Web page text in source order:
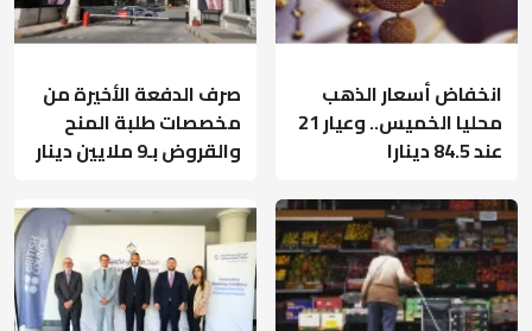
انخفاض أسعار الذهب
محليا الخميس.. وعيار 21
عند 84.5 دينارا
صرف الدفعة الأخيرة من
مخصصات طلبة المنح
والقروض بـ9 ملايين دينار